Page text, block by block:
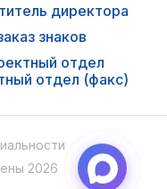
директора
знаков
отдел
отдел (факс)
2026